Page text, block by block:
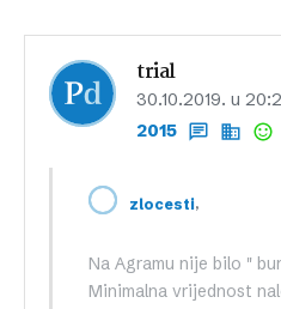
trial
30.10.2019. u
2015
zlocesti,
Na Agramu nije bilo "
Minimalna vrijednost